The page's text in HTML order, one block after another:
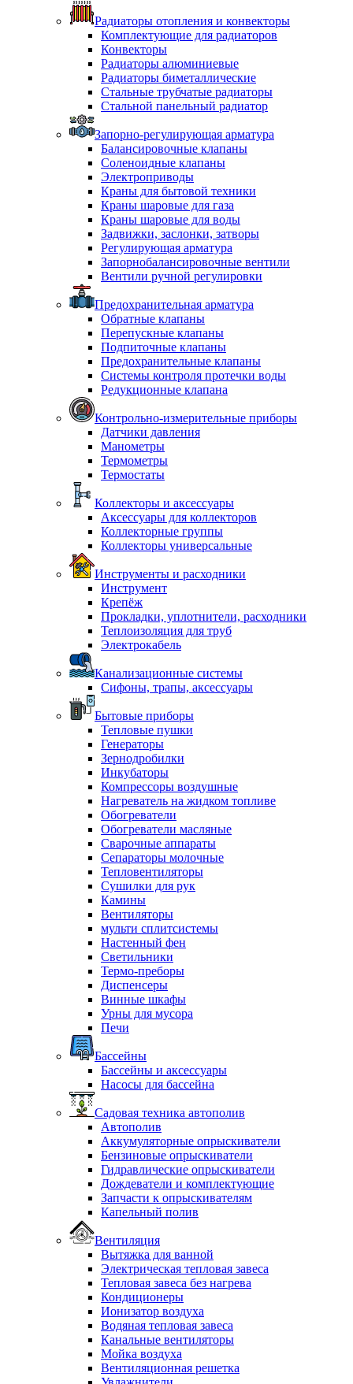
Радиаторы отопления и конвекторы
Комплектующие для радиаторов
Конвекторы
Радиаторы алюминиевые
Радиаторы биметаллические
Стальные трубчатые радиаторы
Стальной панельный радиатор
Запорно-регулирующая арматура
Балансировочные клапаны
Соленоидные клапаны
Электроприводы
Краны для бытовой техники
Краны шаровые для газа
Краны шаровые для воды
Задвижки, заслонки, затворы
Регулирующая арматура
Запорнобалансировочные вентили
Вентили ручной регулировки
Предохранительная арматура
Обратные клапаны
Перепускные клапаны
Подпиточные клапаны
Предохранительные клапаны
Системы контроля протечки воды
Редукционные клапана
Контрольно-измерительные приборы
Датчики давления
Манометры
Термометры
Термостаты
Коллекторы и аксессуары
Аксессуары для коллекторов
Коллекторные группы
Коллекторы универсальные
Инструменты и расходники
Инструмент
Крепёж
Прокладки, уплотнители, расходники
Теплоизоляция для труб
Электрокабель
Канализационные системы
Сифоны, трапы, аксессуары
Бытовые приборы
Тепловые пушки
Генераторы
Зернодробилки
Инкубаторы
Компрессоры воздушные
Нагреватель на жидком топливе
Обогреватели
Обогреватели масляные
Сварочные аппараты
Сепараторы молочные
Тепловентиляторы
Сушилки для рук
Камины
Вентиляторы
мульти сплитсистемы
Настенный фен
Светильники
Термо-преборы
Диспенсеры
Винные шкафы
Урны для мусора
Печи
Бассейны
Бассейны и аксессуары
Насосы для бассейна
Садовая техника автополив
Автополив
Аккумуляторные опрыскиватели
Бензиновые опрыскиватели
Гидравлические опрыскиватели
Дождеватели и комплектующие
Запчасти к опрыскивателям
Капельный полив
Вентиляция
Вытяжка для ванной
Электрическая тепловая завеса
Тепловая завеса без нагрева
Кондиционеры
Ионизатор воздуха
Водяная тепловая завеса
Канальные вентиляторы
Мойка воздуха
Вентиляционная решетка